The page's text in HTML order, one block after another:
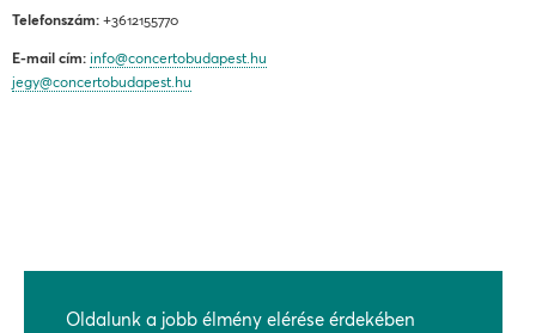
Telefonszám: +3612155770
E-mail cím: info@concertobudapest.hu
jegy@concertobudapest.hu
ADATKEZELÉSI ÉS ADATVÉDELMI TÁJÉKOZTATÓ
Oldalunk a jobb élmény elérése érdekében